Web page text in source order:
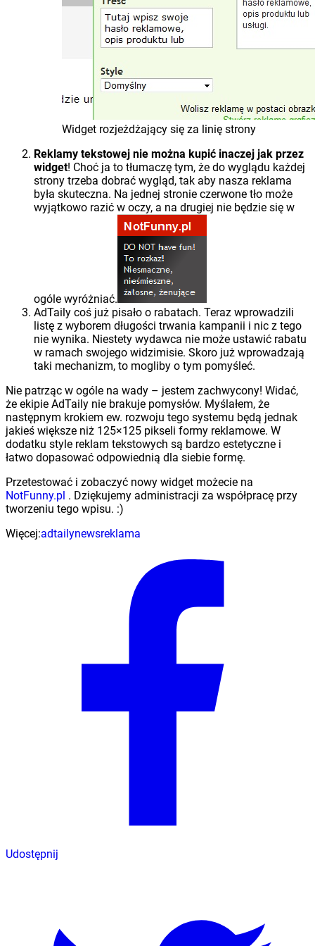
Widget rozjeżdżający się za linię strony
Reklamy tekstowej nie można kupić inaczej jak przez
widget! Choć ja to tłumaczę tym, że do wyglądu każdej
strony trzeba dobrać wygląd, tak aby nasza reklama
była skuteczna. Na jednej stronie czerwone tło może
wyjątkowo razić w oczy, a na drugiej nie będzie się w
ogóle wyróżniać.
AdTaily coś już pisało o rabatach. Teraz wprowadzili
listę z wyborem długości trwania kampanii i nic z tego
nie wynika. Niestety wydawca nie może ustawić rabatu
w ramach swojego widzimisie. Skoro już wprowadzają
taki mechanizm, to mogliby o tym pomyśleć.
Nie patrząc w ogóle na wady – jestem zachwycony! Widać,
że ekipie AdTaily nie brakuje pomysłów. Myślałem, że
następnym krokiem ew. rozwoju tego systemu będą jednak
jakieś większe niż 125×125 pikseli formy reklamowe. W
dodatku style reklam tekstowych są bardzo estetyczne i
łatwo dopasować odpowiednią dla siebie formę.
Przetestować i zobaczyć nowy widget możecie na
NotFunny.pl . Dziękujemy administracji za współpracę przy
tworzeniu tego wpisu. :)
Więcej:adtailynewsreklama
Udostępnij